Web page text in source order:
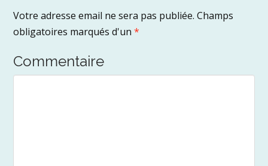
Votre adresse email ne sera pas publiée. Champs
obligatoires marqués d'un*
Commentaire